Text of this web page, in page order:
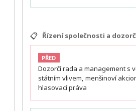
📋 Řízení společnosti a
PŘED
Dozorčí rada a management s
státním vlivem, menšinoví
hlasovací práva